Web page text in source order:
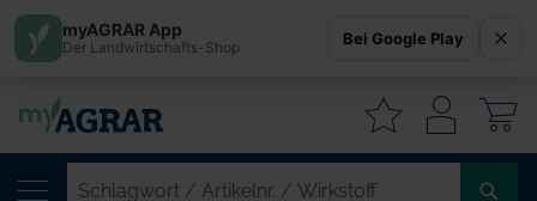
myAGRAR App
Der Landwirtschafts-Shop Bei Google Play